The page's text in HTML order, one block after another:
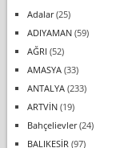
Adalar(25)
ADIYAMAN(59)
AĞRI (52)
AMASYA(33)
ANTALYA(233)
ARTVİN(19)
Bahçelievler(24)
BALIKESİR (97)